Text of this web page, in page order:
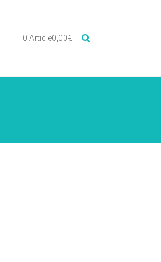
0 Article0,00€